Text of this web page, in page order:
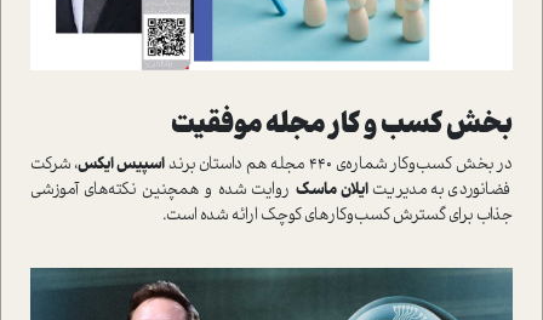
بخش کسب و کار مجله موفقيت
در بخش کسب‌وکار شماره‌ي 440 مجله هم داستان برند اسپيس ايکس، شرکت
فضانوردي به مديريت ايلان ماسکروايت شده و همچنين نکته‌هاي آموزشي
جذاب براي گسترش کسب‌وکارهاي کوچک ارائه شده است.